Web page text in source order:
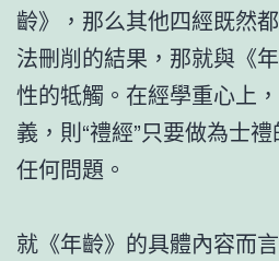
齡》，那么其他四經既然
法刪削的結果，那就與《
性的牴觸。在經學重心上
義，則“禮經”只要做為士
任何問題。
就《年齡》的具體內容而